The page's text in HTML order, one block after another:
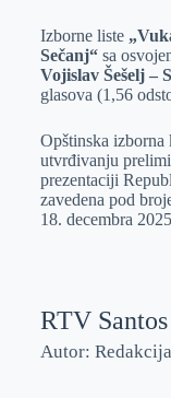
Izborne liste
Sečanj“sa
Vojislav Šešelj –
glasova (1,56
Opštinska
utvrđivanju
prezentaciji
zavedena pod
18. decembra
RTV Santos
Autor: